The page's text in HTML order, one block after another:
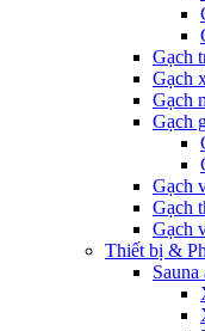
Gạch
Gạch
Gạch
Gạch
Gạch
Gạch
Gạch
Thiết bị &